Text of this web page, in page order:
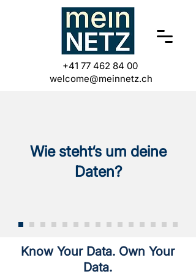
+41 77 462 84 00
welcome@meinnetz.ch
Wie steht‘s um deine
Daten?
Know Your Data. Own Your
Data.